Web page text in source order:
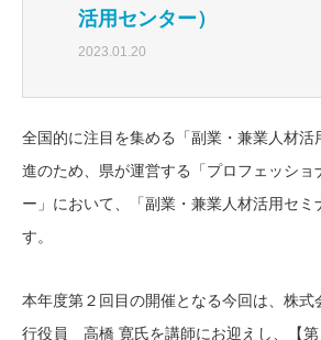
活用センター）
2023.01.20
全国的に注目を集める「副業・兼業人材活
進のため、県が運営する「プロフェッショ
ー」において、「副業・兼業人材活用セミ
す。
本年度第２回目の開催となる今回は、株式
行役員 高橋 寛氏を講師にお迎えし、【